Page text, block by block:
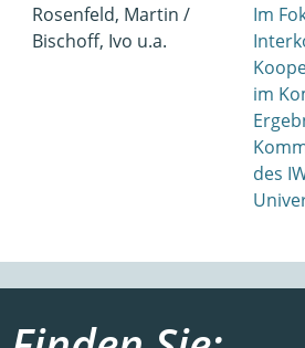
Rosenfeld, Martin /
Bischoff, Ivo u.a.
Im
im
des